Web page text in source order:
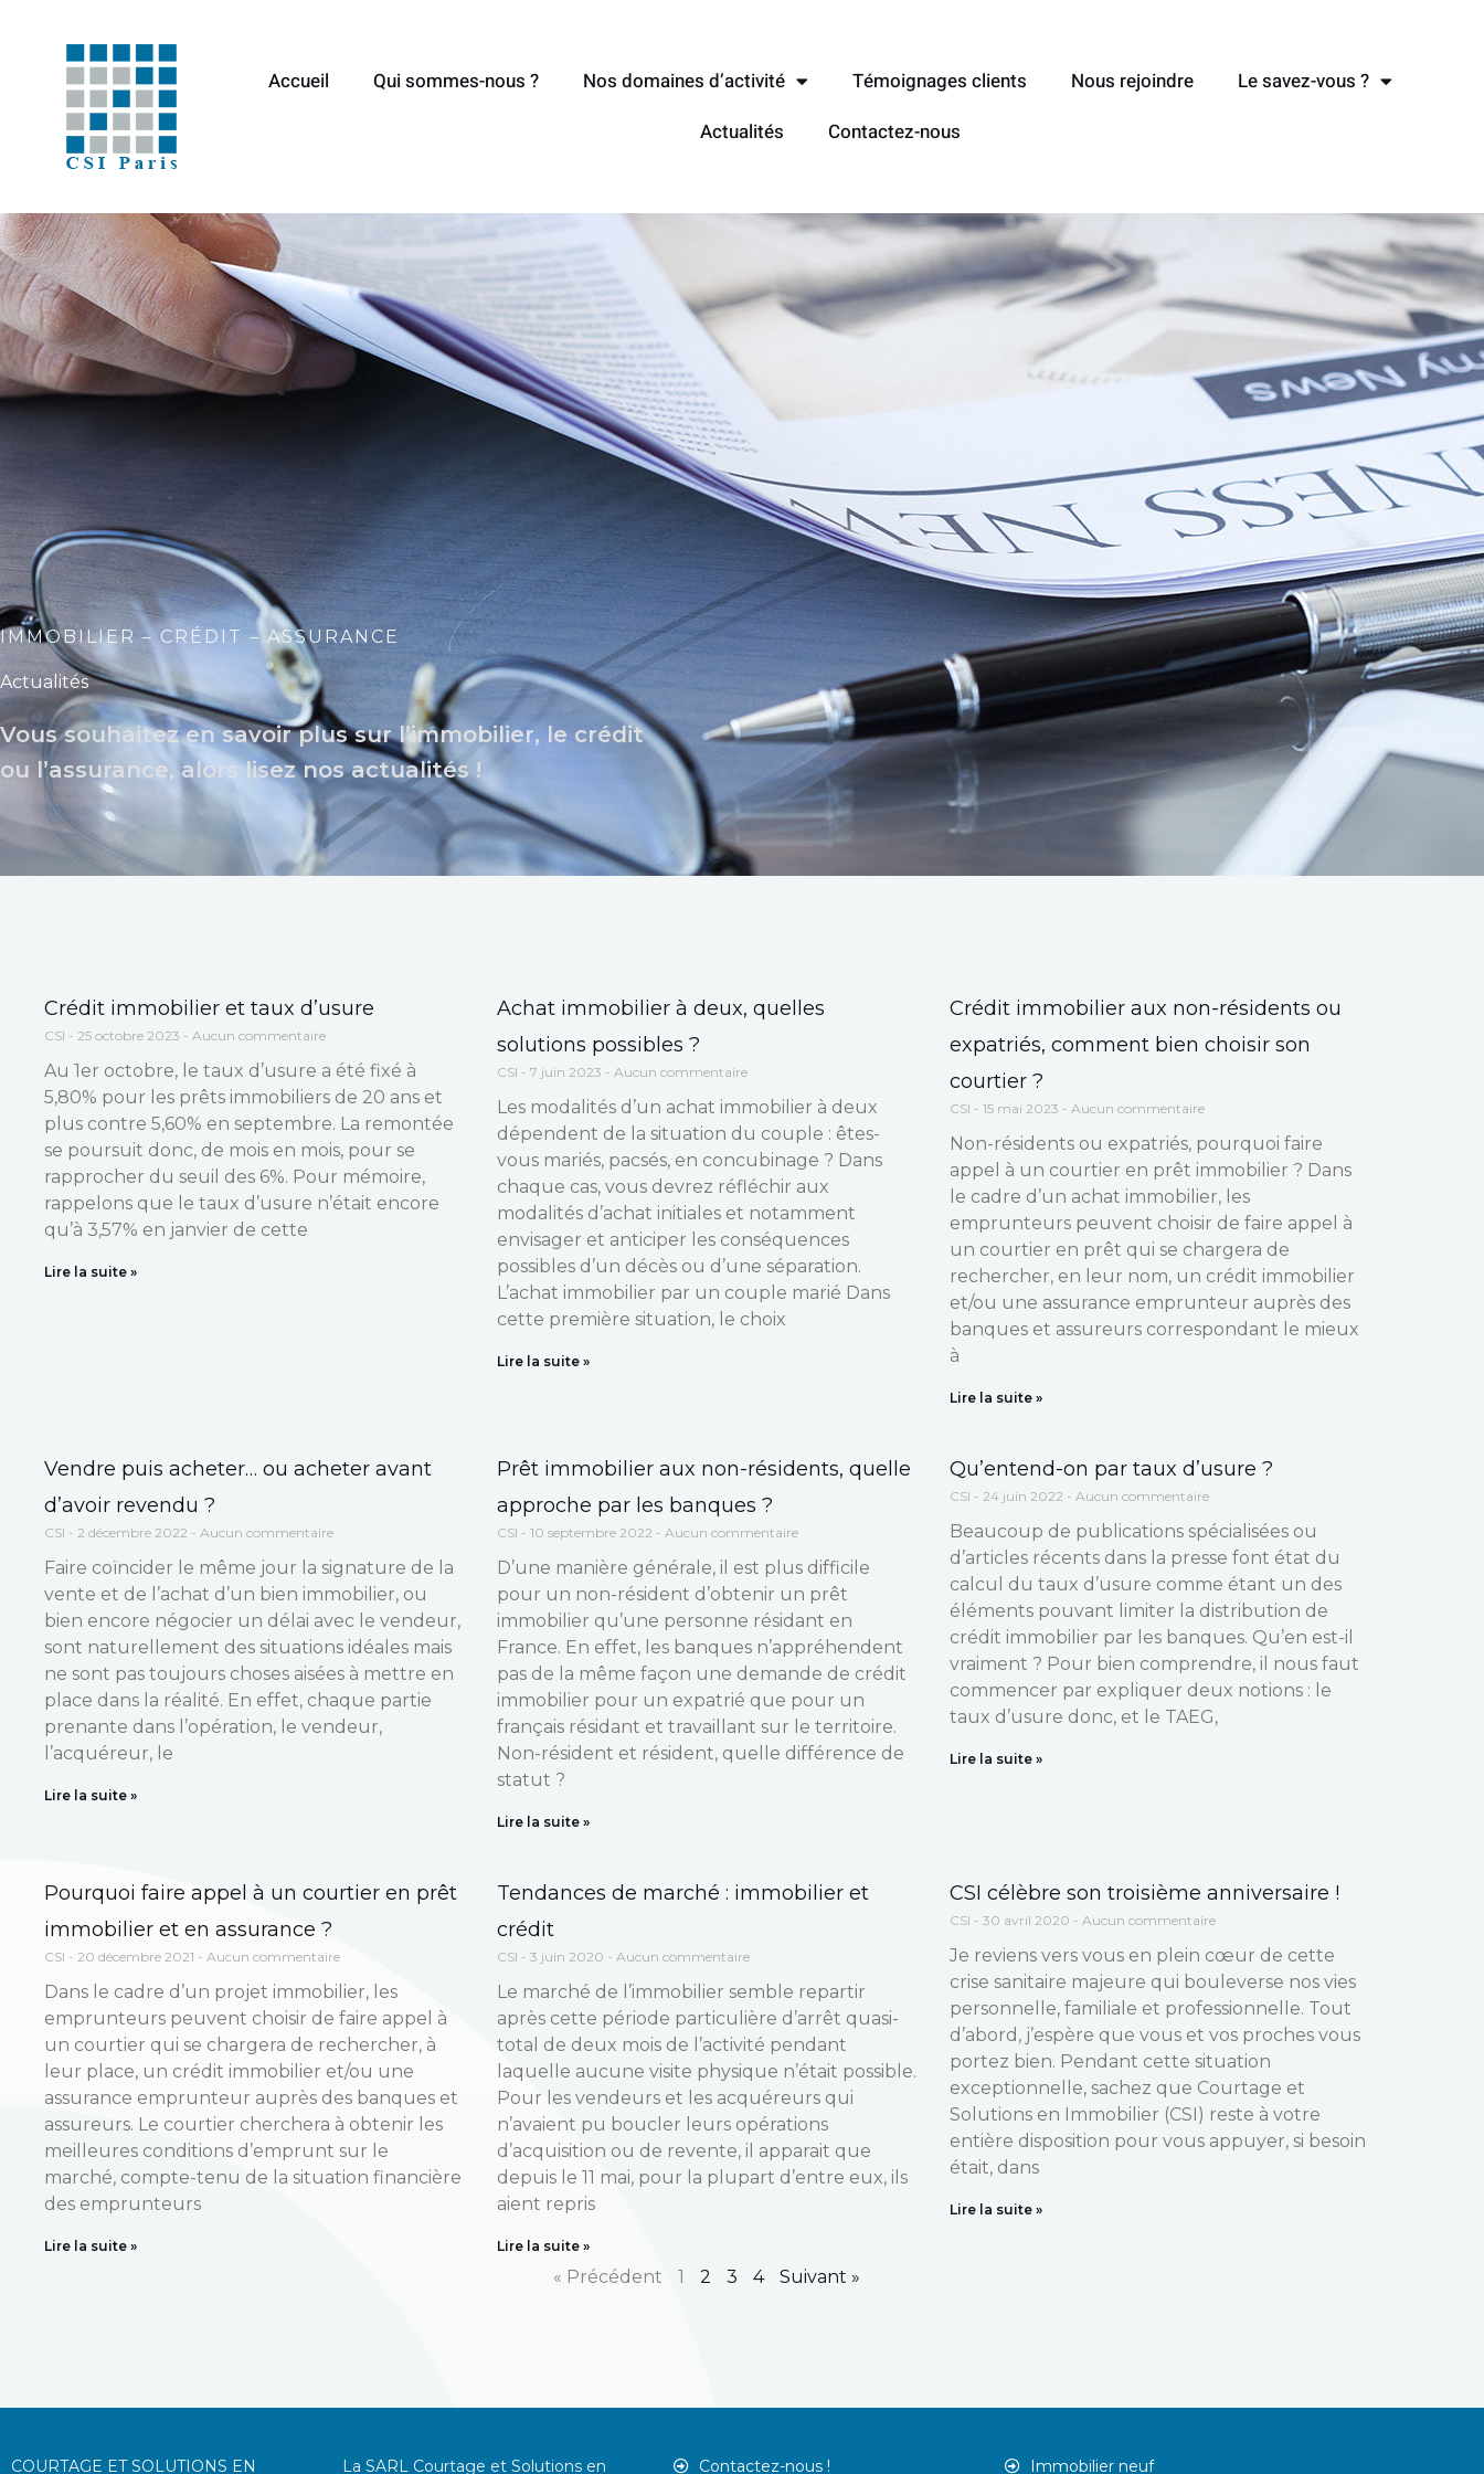
contenu
Accueil Qui sommes-nous ? Nos domaines d’activité Témoignages clients Nous rejoindre
Le savez-vous ?
Actualités
Contactez-nous
IMMOBILIER – CRÉDIT – ASSURANCE
Actualités
Vous souhaitez en savoir plus sur l’immobilier, le crédit
ou l’assurance, alors lisez nos actualités !
Crédit immobilier et taux d’usure
CSI 25 octobre 2023 Aucun commentaire
Au 1er octobre, le taux d’usure a été fixé à
5,80% pour les prêts immobiliers de 20 ans et
plus contre 5,60% en septembre. La remontée
se poursuit donc, de mois en mois, pour se
rapprocher du seuil des 6%. Pour mémoire,
rappelons que le taux d’usure n’était encore
qu’à 3,57% en janvier de cette
Lire la suite »
Achat immobilier à deux, quelles
solutions possibles ?
CSI 7 juin 2023 Aucun commentaire
Les modalités d’un achat immobilier à deux
dépendent de la situation du couple : êtes-
vous mariés, pacsés, en concubinage ? Dans
chaque cas, vous devrez réfléchir aux
modalités d’achat initiales et notamment
envisager et anticiper les conséquences
possibles d’un décès ou d’une séparation.
L’achat immobilier par un couple marié Dans
cette première situation, le choix
Lire la suite »
Crédit immobilier aux non-résidents ou
expatriés, comment bien choisir son
courtier ?
CSI 15 mai 2023 Aucun commentaire
Non-résidents ou expatriés, pourquoi faire
appel à un courtier en prêt immobilier ? Dans
le cadre d’un achat immobilier, les
emprunteurs peuvent choisir de faire appel à
un courtier en prêt qui se chargera de
rechercher, en leur nom, un crédit immobilier
et/ou une assurance emprunteur auprès des
banques et assureurs correspondant le mieux
à
Lire la suite »
Vendre puis acheter… ou acheter avant
d’avoir revendu ?
CSI 2 décembre 2022 Aucun commentaire
Faire coïncider le même jour la signature de la
vente et de l’achat d’un bien immobilier, ou
bien encore négocier un délai avec le vendeur,
sont naturellement des situations idéales mais
ne sont pas toujours choses aisées à mettre en
place dans la réalité. En effet, chaque partie
prenante dans l’opération, le vendeur,
l’acquéreur, le
Lire la suite »
Prêt immobilier aux non-résidents, quelle
approche par les banques ?
CSI 10 septembre 2022 Aucun commentaire
D’une manière générale, il est plus difficile
pour un non-résident d’obtenir un prêt
immobilier qu’une personne résidant en
France. En effet, les banques n’appréhendent
pas de la même façon une demande de crédit
immobilier pour un expatrié que pour un
français résidant et travaillant sur le territoire.
Non-résident et résident, quelle différence de
statut ?
Lire la suite »
Qu’entend-on par taux d’usure ?
CSI 24 juin 2022 Aucun commentaire
Beaucoup de publications spécialisées ou
d’articles récents dans la presse font état du
calcul du taux d’usure comme étant un des
éléments pouvant limiter la distribution de
crédit immobilier par les banques. Qu’en est-il
vraiment ? Pour bien comprendre, il nous faut
commencer par expliquer deux notions : le
taux d’usure donc, et le TAEG,
Lire la suite »
Pourquoi faire appel à un courtier en prêt
immobilier et en assurance ?
CSI 20 décembre 2021 Aucun commentaire
Dans le cadre d’un projet immobilier, les
emprunteurs peuvent choisir de faire appel à
un courtier qui se chargera de rechercher, à
leur place, un crédit immobilier et/ou une
assurance emprunteur auprès des banques et
assureurs. Le courtier cherchera à obtenir les
meilleures conditions d’emprunt sur le
marché, compte-tenu de la situation financière
des emprunteurs
Lire la suite »
Tendances de marché : immobilier et
crédit
CSI 3 juin 2020 Aucun commentaire
Le marché de l’immobilier semble repartir
après cette période particulière d’arrêt quasi-
total de deux mois de l’activité pendant
laquelle aucune visite physique n’était possible.
Pour les vendeurs et les acquéreurs qui
n’avaient pu boucler leurs opérations
d’acquisition ou de revente, il apparait que
depuis le 11 mai, pour la plupart d’entre eux, ils
aient repris
Lire la suite »
CSI célèbre son troisième anniversaire !
CSI 30 avril 2020 Aucun commentaire
Je reviens vers vous en plein cœur de cette
crise sanitaire majeure qui bouleverse nos vies
personnelle, familiale et professionnelle. Tout
d’abord, j’espère que vous et vos proches vous
portez bien. Pendant cette situation
exceptionnelle, sachez que Courtage et
Solutions en Immobilier (CSI) reste à votre
entière disposition pour vous appuyer, si besoin
était, dans
Lire la suite »
« Précédent
Page
1
Page
2
Page
3
Page
4 Suivant »
COURTAGE ET SOLUTIONS EN La SARL Courtage et Solutions en Contactez-nous ! Immobilier neuf